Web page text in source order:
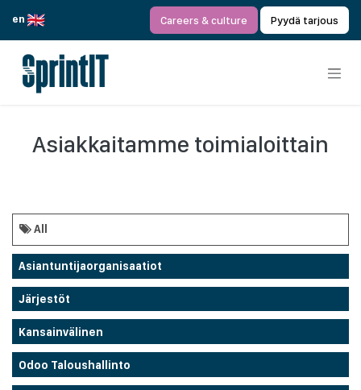
en
Careers & culture Pyydä tarjous
Asiakkaitamme toimialoittain
All
Asiantuntijaorganisaatiot
Järjestöt
Kansainvälinen
Odoo Taloushallinto